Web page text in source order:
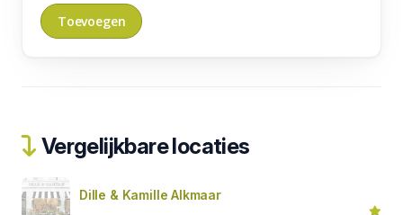
Vergelijkbare locaties
Dille & Kamille Alkmaar